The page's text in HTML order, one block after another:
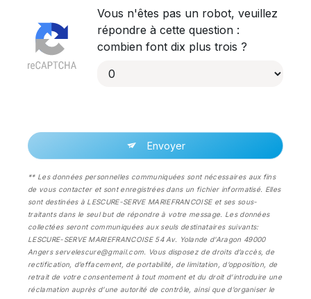
Vous n'êtes pas un robot, veuillez
répondre à cette question :
combien font dix plus trois ?
Envoyer
** Les données personnelles communiquées sont nécessaires aux fins
de vous contacter et sont enregistrées dans un fichier informatisé. Elles
sont destinées à LESCURE-SERVE MARIEFRANCOISE et ses sous-
traitants dans le seul but de répondre à votre message. Les données
collectées seront communiquées aux seuls destinataires suivants:
LESCURE-SERVE MARIEFRANCOISE 54 Av. Yolande d'Aragon 49000
Angers servelescure@gmail.com. Vous disposez de droits d’accès, de
rectification, d’effacement, de portabilité, de limitation, d’opposition, de
retrait de votre consentement à tout moment et du droit d’introduire une
réclamation auprès d’une autorité de contrôle, ainsi que d’organiser le